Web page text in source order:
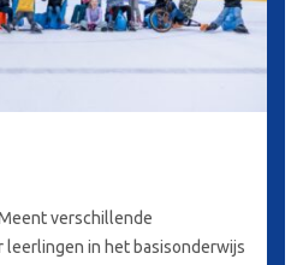
verschillende
in het basisonderwijs